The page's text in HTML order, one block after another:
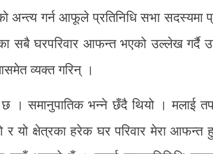
अन्त्य गर्न आफूले प्रतिनिधि सभा सदस्यमा
सबै घरपरिवार आफन्त भएको उल्लेख गर्दै
व्यक्त गरिन् ।
छ । समानुपातिक भन्ने छँदै थियो । मलाई
र यो क्षेत्रका हरेक घर परिवार मेरा